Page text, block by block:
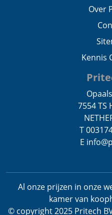
Over
Kennis
7554 TS
T
E
Al onze prijzen in onze
kamer van
© copyright 2025 Pritech